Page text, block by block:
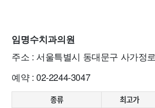
임명수치과의원
주소 : 서울특별시 동대문구 사가정로
예약 : 02-2244-3047
종류 최고가